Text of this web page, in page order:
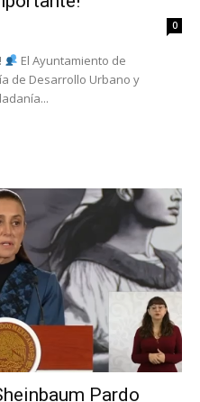
0
de Desarrollo Urbano y
Pardo